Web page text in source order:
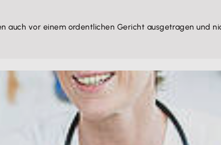
auch vor einem ordentlichen Gericht ausgetragen und